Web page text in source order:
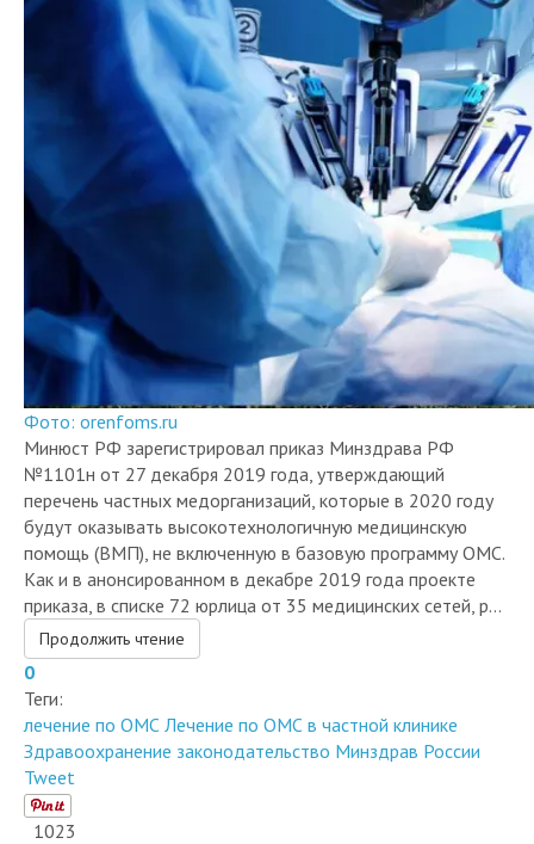
Фото: orenfoms.ru
Минюст РФ зарегистрировал приказ Минздрава РФ
№1101н от 27 декабря 2019 года, утверждающий
перечень частных медорганизаций, которые в 2020 году
будут оказывать высокотехнологичную медицинскую
помощь (ВМП), не включенную в базовую программу ОМС.
Как и в анонсированном в декабре 2019 года проекте
приказа, в списке 72 юрлица от 35 медицинских сетей, р...
Продолжить чтение
Теги:
лечение по ОМС
Здравоохранение законодательство Минздрав России
Tweet
1023
0